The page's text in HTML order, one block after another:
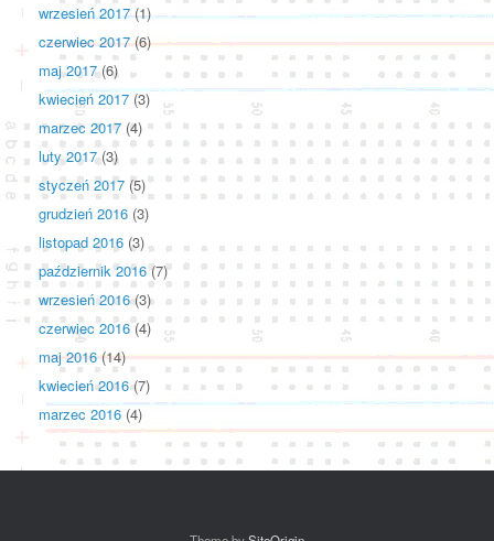
wrzesień 2017 (1)
czerwiec 2017(6)
maj 2017(6)
kwiecień 2017 (3)
marzec 2017 (4)
luty 2017(3)
styczeń 2017 (5)
grudzień 2016 (3)
listopad 2016 (3)
październik 2016(7)
wrzesień 2016(3)
czerwiec 2016(4)
maj 2016(14)
kwiecień 2016(7)
marzec 2016 (4)